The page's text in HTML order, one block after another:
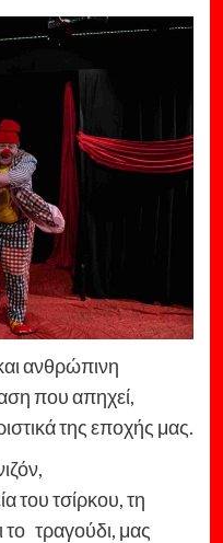
ανθρώπινη
που απηχεί,
της εποχής μας.
του τσίρκου, τη
το τραγούδι, μας